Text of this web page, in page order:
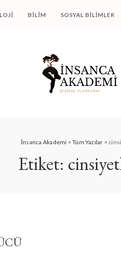
BILIM SOSYAL BILIMLER
İnsanca Akademi >Tüm Yazılar >
Etiket: